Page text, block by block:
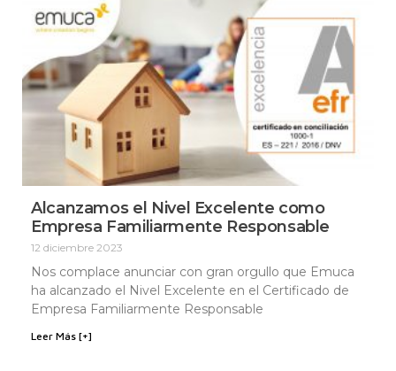
Alcanzamos el Nivel Excelente como
Empresa Familiarmente Responsable
12 diciembre 2023
Nos complace anunciar con gran orgullo que Emuca
ha alcanzado el Nivel Excelente en el Certificado de
Empresa Familiarmente Responsable
Leer Más [+]